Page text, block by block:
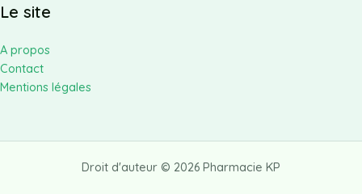
Le site
A propos
Contact
Mentions légales
Droit d'auteur © 2026 Pharmacie KP